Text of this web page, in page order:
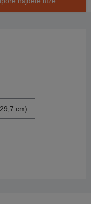
cm)